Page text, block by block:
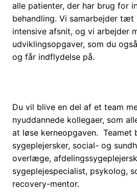
alle patienter, der har brug for
behandling. Vi samarbejder tæt
intensive afsnit, og vi arbejder
udviklingsopgaver, som du
og får indflydelse på.
Du vil blive en del af et team
nyuddannede kollegaer, som
at løse kerneopgaven. Teamet
sygeplejersker, social- og
overlæge,
sygeplejespecialist, psykolog,
recovery-mentor.